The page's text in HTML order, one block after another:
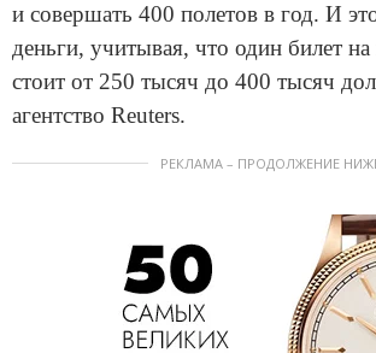
и совершать 400 полетов в год. И
деньги, учитывая, что один билет
стоит от 250 тысяч до 400 тысяч
агентство Reuters.
РЕКЛАМА – ПРОДОЛЖЕНИЕ